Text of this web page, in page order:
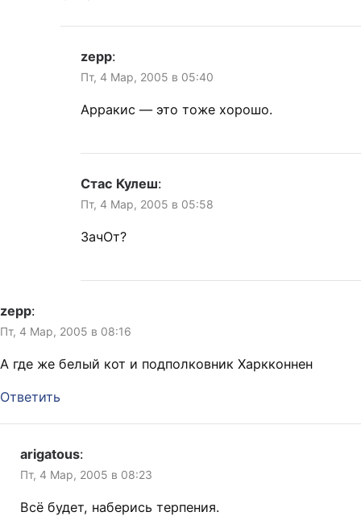
zepp:
Пт, 4 Мар, 2005 в 05:40
Арракис — это тоже хорошо.
Стас Кулеш:
Пт, 4 Мар, 2005 в 05:58
ЗачОт?
zepp:
Пт, 4 Мар, 2005 в 08:16
А где же белый кот и подполковник Харкконнен
Ответить
arigatous:
Пт, 4 Мар, 2005 в 08:23
Всё будет, наберись терпения.